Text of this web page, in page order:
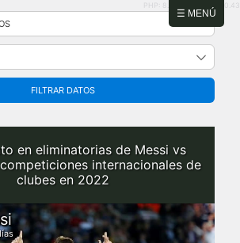
☰ MENÚ
PHP: 8.2.31 | MySQL: 8.0.43
FILTRAR DATOS
en eliminatorias de Messi vs
internacionales de
clubes en 2022